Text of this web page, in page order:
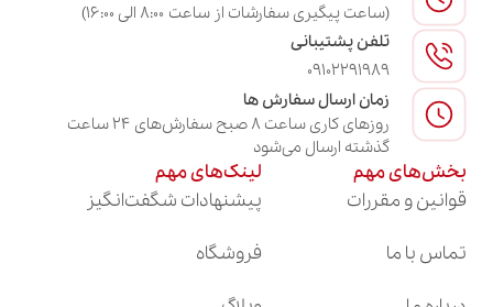
(ساعت پیگیری سفارشات از ساعت ۸:۰۰ الی ۱۶:۰۰)
تلفن پشتیبانی
09102291989
زمان ارسال سفارش ها
روزهای کاری ساعت ۸ صبح سفارش‌های ۲۴ ساعت
گذشته ارسال می‌شود
بخش‌های مهم
قوانین و مقررات
تماس با ما
لینک‌های مهم
پیشنهادات شگفت‌انگیز
فروشگاه